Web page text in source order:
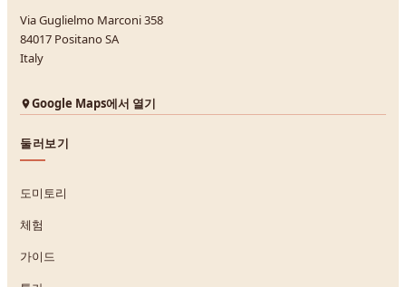
Via Guglielmo Marconi 358
84017 Positano SA
Italy
Google Maps에서 열기
둘러보기
도미토리
체험
가이드